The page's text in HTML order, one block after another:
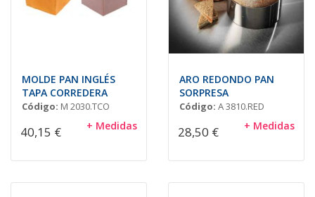
MOLDE PAN INGLÉS
TAPA CORREDERA
Código: M 2030.TCO
40,15 € + Medidas
ARO REDONDO PAN
SORPRESA
Código: A 3810.RED
28,50 € + Medidas